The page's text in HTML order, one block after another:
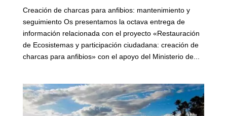
Creación de charcas para anfibios: mantenimiento y
seguimiento Os presentamos la octava entrega de
información relacionada con el proyecto «Restauración
de Ecosistemas y participación ciudadana: creación de
charcas para anfibios» con el apoyo del Ministerio de...